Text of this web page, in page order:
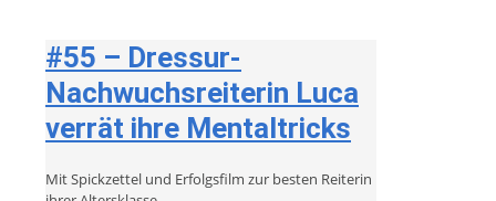
#55 – Dressur-
Nachwuchsreiterin Luca
verrät ihre Mentaltricks
Mit Spickzettel und Erfolgsfilm zur besten Reiterin